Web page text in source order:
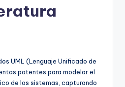
UML (Lenguaje Unificado de
potentes para modelar el
de los sistemas, capturando